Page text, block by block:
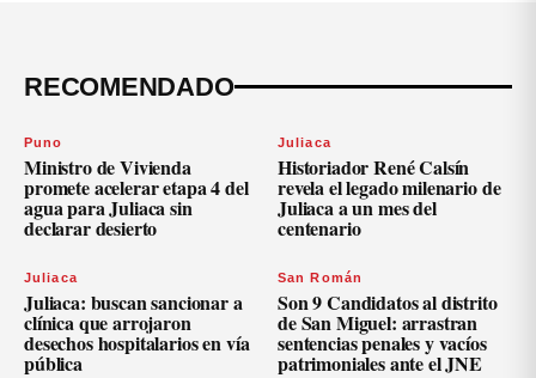
RECOMENDADO
Puno
Ministro de Vivienda
promete acelerar etapa 4 del
agua para Juliaca sin
declarar desierto
Juliaca
Historiador René Calsín
revela el legado milenario de
Juliaca a un mes del
centenario
Juliaca
Juliaca: buscan sancionar a
clínica que arrojaron
desechos hospitalarios en vía
pública
San Román
Son 9 Candidatos al distrito
de San Miguel: arrastran
sentencias penales y vacíos
patrimoniales ante el JNE